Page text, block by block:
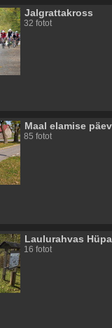
Jalgrattakross
32 fotot
Maal elamise päev
85 fotot
Laulurahvas
16 fotot